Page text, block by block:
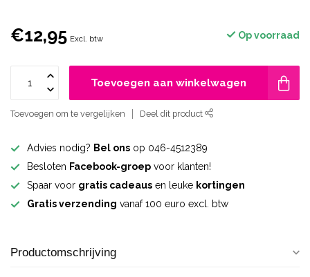
€12,95 Excl. btw Op voorraad
Toevoegen aan winkelwagen
Toevoegen om te vergelijken Deel dit product
Advies nodig? Bel ons op 046-4512389
Besloten Facebook-groep voor klanten!
Spaar voor gratis cadeaus en leuke kortingen
Gratis verzending vanaf 100 euro excl. btw
Productomschrijving